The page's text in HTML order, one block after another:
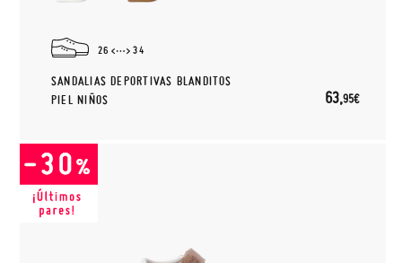
26 34
SANDALIAS DEPORTIVAS BLANDITOS
PIEL NIÑOS
63,95€